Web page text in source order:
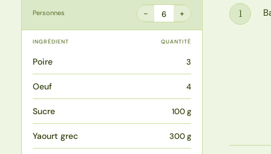
Personnes − 6 +
INGRÉDIENT QUANTITÉ
Poire 3
Oeuf 4
Sucre 100 g
Yaourt grec 300 g
Étape
1